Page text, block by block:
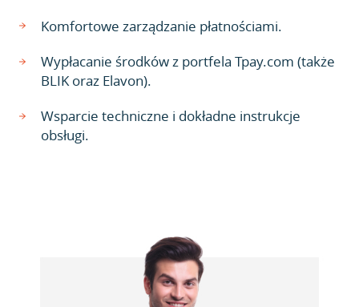
Komfortowe zarządzanie płatnościami.
Wypłacanie środków z portfela Tpay.com (także
BLIK oraz Elavon).
Wsparcie techniczne i dokładne instrukcje
obsługi.